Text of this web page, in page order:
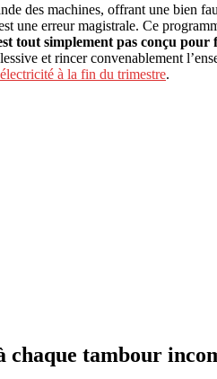
des machines, offrant une bien
une erreur magistrale. Ce
tout simplement pas conçu
et rincer convenablement
à la fin du trimestre.
chaque tambour